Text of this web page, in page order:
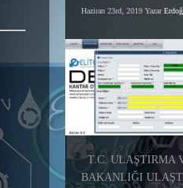
Haziran 23rd, 2019 Yazar
T.C. ULAŞTIRMA
BAKANLIĞI